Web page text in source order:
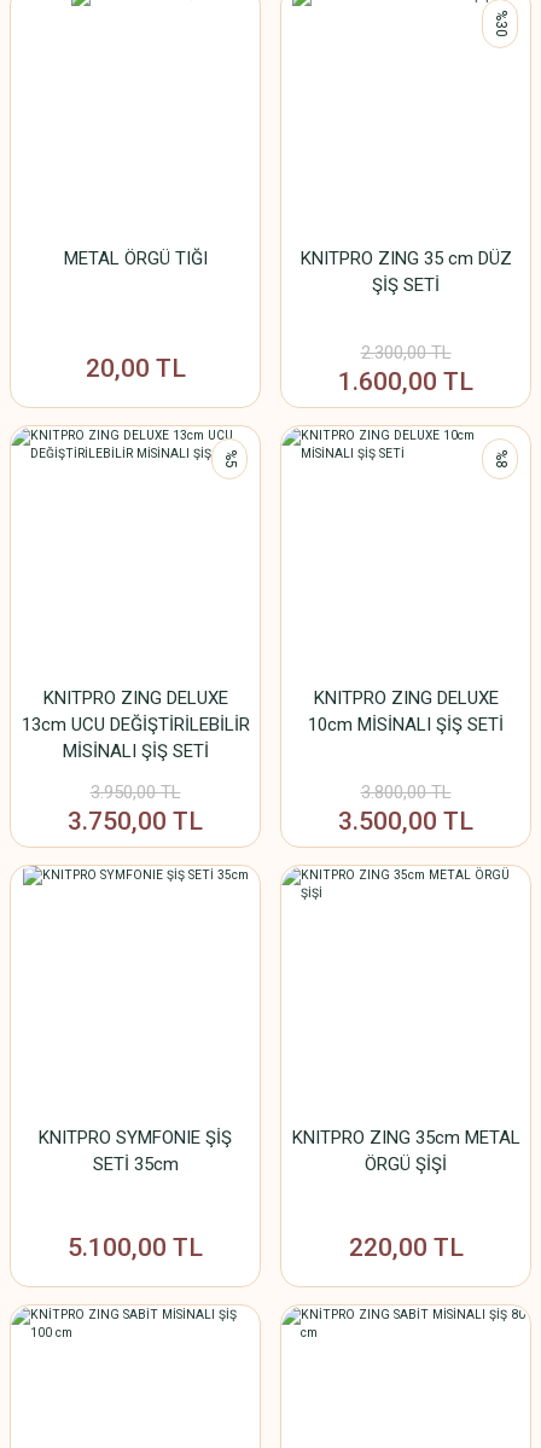
METAL ÖRGÜ TIĞI
20,00 TL
%30
KNITPRO ZING 35 cm DÜZ
ŞİŞ SETİ
2.300,00 TL
1.600,00 TL
%5
KNITPRO ZING DELUXE
13cm UCU DEĞİŞTİRİLEBİLİR
MİSİNALI ŞİŞ SETİ
3.950,00 TL
3.750,00 TL
%8
KNITPRO ZING DELUXE
10cm MİSİNALI ŞİŞ SETİ
3.800,00 TL
3.500,00 TL
KNITPRO SYMFONIE ŞİŞ
SETİ 35cm
5.100,00 TL
KNITPRO ZING 35cm METAL
ÖRGÜ ŞİŞİ
220,00 TL